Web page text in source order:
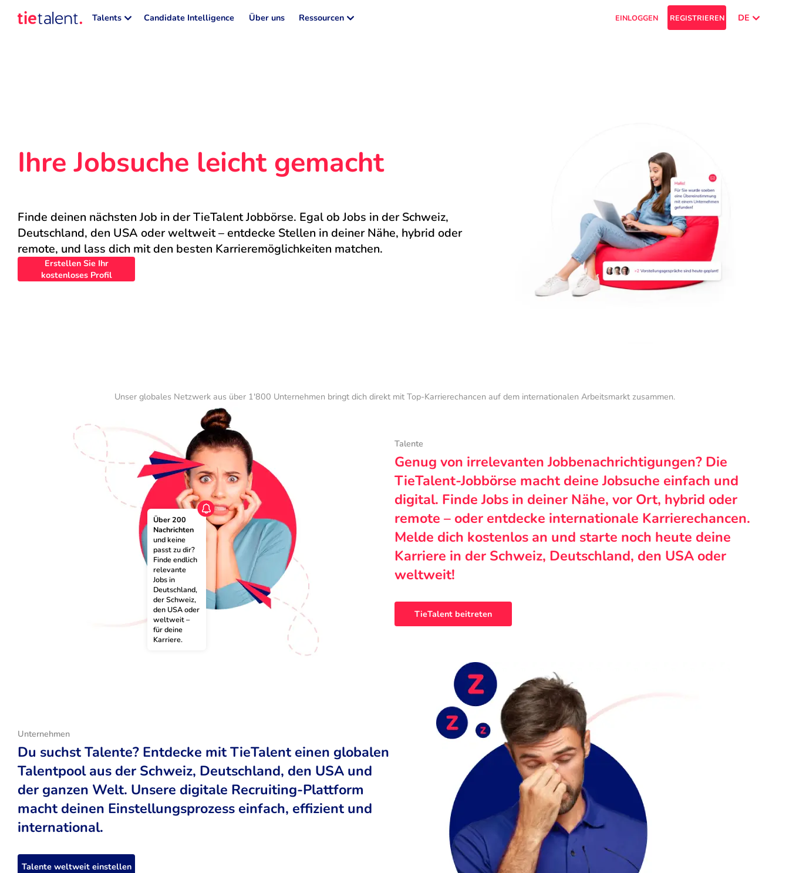
Talents Candidate Intelligence Über uns Ressourcen EINLOGGEN REGISTRIEREN DE
Ihre Jobsuche leicht gemacht
Finde deinen nächsten Job in der TieTalent Jobbörse. Egal ob Jobs in der Schweiz,
Deutschland, den USA oder weltweit – entdecke Stellen in deiner Nähe, hybrid oder
remote, und lass dich mit den besten Karrieremöglichkeiten matchen.
Erstellen Sie Ihr
kostenloses Profil
Unser globales Netzwerk aus über 1'800 Unternehmen bringt dich direkt mit Top-Karrierechancen auf dem internationalen Arbeitsmarkt zusammen.
Über 200
Nachrichten
und keine
passt zu dir?
Finde endlich
relevante
Jobs in
Deutschland,
der Schweiz,
den USA oder
weltweit –
für deine
Karriere.
Talente
Genug von irrelevanten Jobbenachrichtigungen? Die
TieTalent-Jobbörse macht deine Jobsuche einfach und
digital. Finde Jobs in deiner Nähe, vor Ort, hybrid oder
remote – oder entdecke internationale Karrierechancen.
Melde dich kostenlos an und starte noch heute deine
Karriere in der Schweiz, Deutschland, den USA oder
weltweit!
TieTalent beitreten
Unternehmen
Du suchst Talente? Entdecke mit TieTalent einen globalen
Talentpool aus der Schweiz, Deutschland, den USA und
der ganzen Welt. Unsere digitale Recruiting-Plattform
macht deinen Einstellungsprozess einfach, effizient und
international.
Talente weltweit einstellen